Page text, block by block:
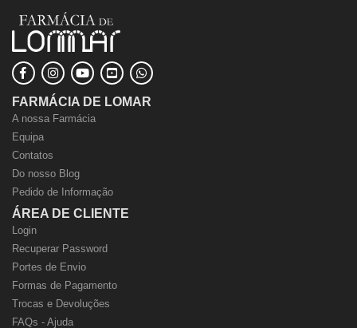
FARMÁCIA DE LOMAR
A nossa Farmácia
Equipa
Contatos
Do nosso Blog
Pedido de Informação
ÁREA DE CLIENTE
Login
Recuperar Password
Portes de Envio
Formas de Pagamento
Trocas e Devoluções
FAQs - Ajuda